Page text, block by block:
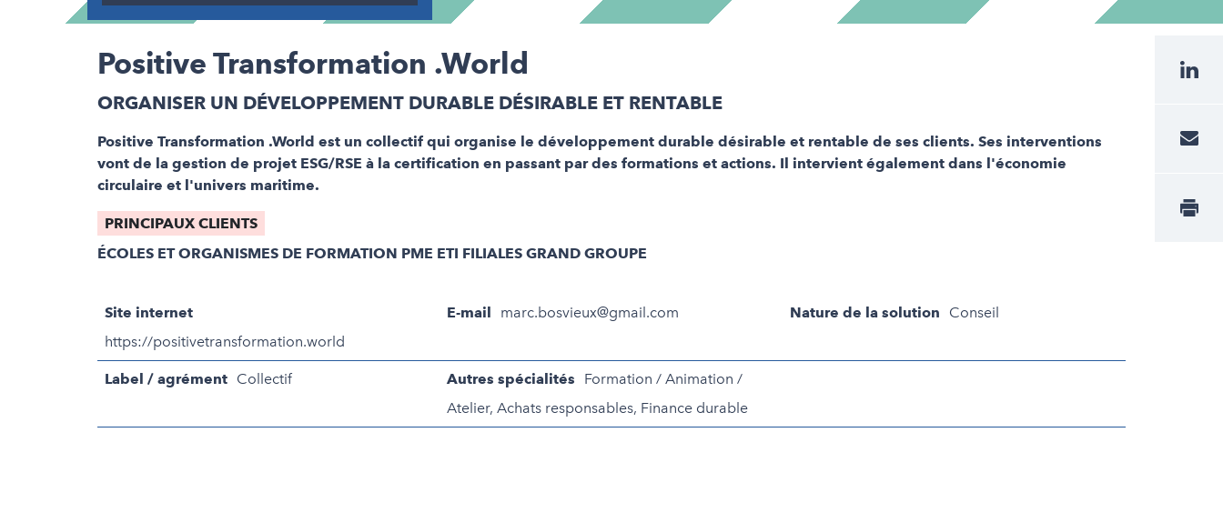
Positive Transformation .World
ORGANISER UN DÉVELOPPEMENT DURABLE DÉSIRABLE ET RENTABLE
Positive Transformation .World est un collectif qui organise le développement durable désirable et rentable de ses clients. Ses interventions
vont de la gestion de projet ESG/RSE à la certification en passant par des formations et actions. Il intervient également dans l'économie
circulaire et l'univers maritime.
PRINCIPAUX CLIENTS
ÉCOLES ET ORGANISMES DE FORMATION PME ETI FILIALES GRAND GROUPE
Site internet
https://positivetransformation.world
E-mail marc.bosvieux@gmail.com Nature de la solution Conseil
Label / agrément Collectif Autres spécialités
Formation / Animation /
Atelier, Achats responsables, Finance durable